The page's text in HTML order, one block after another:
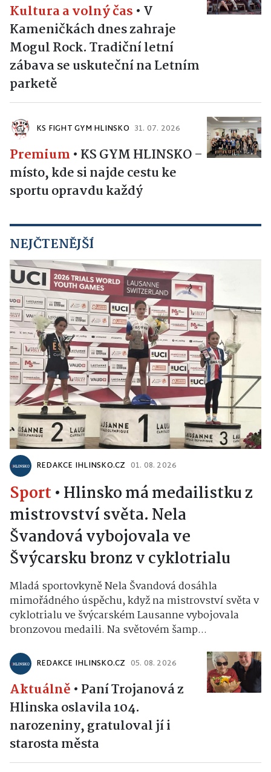
Kultura a volný čas • V
Kameničkách dnes zahraje
Mogul Rock. Tradiční letní
zábava se uskuteční na Letním
parketě
KS FIGHT GYM HLINSKO 31. 07. 2026
Premium • KS GYM HLINSKO –
místo, kde si najde cestu ke
sportu opravdu každý
NEJČTENĚJŠÍ
REDAKCE IHLINSKO.CZ 01. 08. 2026
Sport • Hlinsko má medailistku z
mistrovství světa. Nela
Švandová vybojovala ve
Švýcarsku bronz v cyklotrialu
Mladá sportovkyně Nela Švandová dosáhla
mimořádného úspěchu, když na mistrovství světa v
cyklotrialu ve švýcarském Lausanne vybojovala
bronzovou medaili. Na světovém šamp...
REDAKCE IHLINSKO.CZ 05. 08. 2026
Aktuálně • Paní Trojanová z
Hlinska oslavila 104.
narozeniny, gratuloval jí i
starosta města